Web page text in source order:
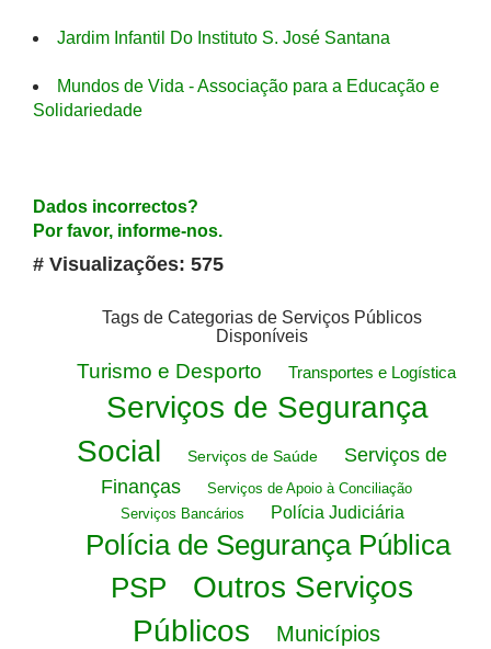
Jardim Infantil Do Instituto S. José Santana
Mundos de Vida - Associação para a Educação e
Solidariedade
Dados incorrectos?
Por favor, informe-nos.
# Visualizações: 575
Tags de Categorias de Serviços Públicos
Disponíveis
Turismo e Desporto Transportes e Logística
Serviços de Segurança
Social
Serviços de Saúde
Serviços de
Finanças
Serviços de Apoio à Conciliação
Serviços Bancários
Polícia Judiciária
Polícia de Segurança Pública
PSP
Outros Serviços
Públicos
Municípios